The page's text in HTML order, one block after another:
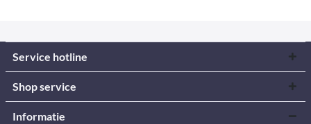
Service hotline
Shop service
Informatie